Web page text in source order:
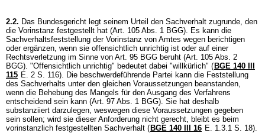
2.2. Das Bundesgericht legt seinem Urteil den Sachverhalt zugrunde, den
die Vorinstanz festgestellt hat (Art. 105 Abs. 1 BGG). Es kann die
Sachverhaltsfeststellung der Vorinstanz von Amtes wegen berichtigen
oder ergänzen, wenn sie offensichtlich unrichtig ist oder auf einer
Rechtsverletzung im Sinne von Art. 95 BGG beruht (Art. 105 Abs. 2
BGG). "Offensichtlich unrichtig" bedeutet dabei "willkürlich" ( BGE 140 III
115 E. 2 S. 116). Die beschwerdeführende Partei kann die Feststellung
des Sachverhalts unter den gleichen Voraussetzungen beanstanden,
wenn die Behebung des Mangels für den Ausgang des Verfahrens
entscheidend sein kann (Art. 97 Abs. 1 BGG). Sie hat deshalb
substanziiert darzulegen, weswegen diese Voraussetzungen gegeben
sein sollen; wird sie dieser Anforderung nicht gerecht, bleibt es beim
vorinstanzlich festgestellten Sachverhalt ( BGE 140 III 16 E. 1.3.1 S. 18).